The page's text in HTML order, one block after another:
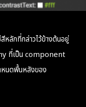
หลักที่กล่าวไว้ข้างต้นอยู่
ที่เป็น component
นดพื้นหลังของ